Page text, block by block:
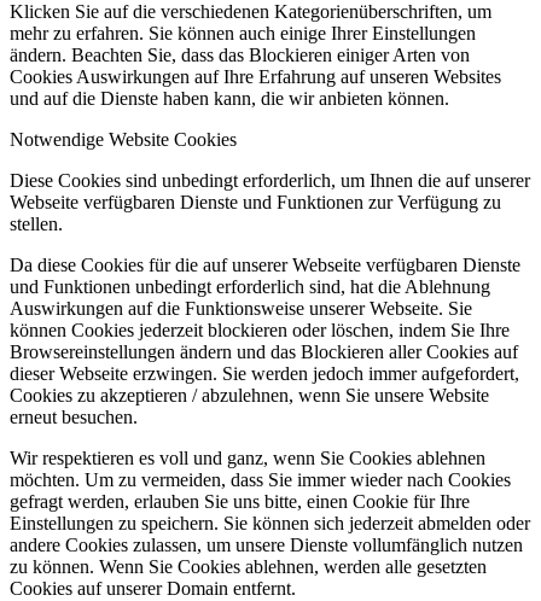
Klicken Sie auf die verschiedenen Kategorienüberschriften, um
mehr zu erfahren. Sie können auch einige Ihrer Einstellungen
ändern. Beachten Sie, dass das Blockieren einiger Arten von
Cookies Auswirkungen auf Ihre Erfahrung auf unseren Websites
und auf die Dienste haben kann, die wir anbieten können.
Notwendige Website Cookies
Diese Cookies sind unbedingt erforderlich, um Ihnen die auf unserer
Webseite verfügbaren Dienste und Funktionen zur Verfügung zu
stellen.
Da diese Cookies für die auf unserer Webseite verfügbaren Dienste
und Funktionen unbedingt erforderlich sind, hat die Ablehnung
Auswirkungen auf die Funktionsweise unserer Webseite. Sie
können Cookies jederzeit blockieren oder löschen, indem Sie Ihre
Browsereinstellungen ändern und das Blockieren aller Cookies auf
dieser Webseite erzwingen. Sie werden jedoch immer aufgefordert,
Cookies zu akzeptieren / abzulehnen, wenn Sie unsere Website
erneut besuchen.
Wir respektieren es voll und ganz, wenn Sie Cookies ablehnen
möchten. Um zu vermeiden, dass Sie immer wieder nach Cookies
gefragt werden, erlauben Sie uns bitte, einen Cookie für Ihre
Einstellungen zu speichern. Sie können sich jederzeit abmelden oder
andere Cookies zulassen, um unsere Dienste vollumfänglich nutzen
zu können. Wenn Sie Cookies ablehnen, werden alle gesetzten
Cookies auf unserer Domain entfernt.